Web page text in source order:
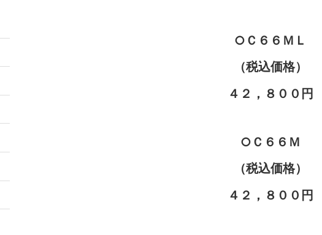
○Ｃ６６ＭＬ
（税込価格）
４２，８００円
○Ｃ６６Ｍ
（税込価格）
４２，８００円